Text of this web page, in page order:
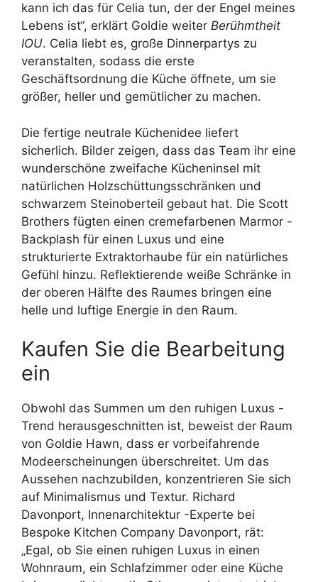
kann ich das für Celia tun, der der Engel meines
Lebens ist“, erklärt Goldie weiter Berühmtheit
IOU. Celia liebt es, große Dinnerpartys zu
veranstalten, sodass die erste
Geschäftsordnung die Küche öffnete, um sie
größer, heller und gemütlicher zu machen.
Die fertige neutrale Küchenidee liefert
sicherlich. Bilder zeigen, dass das Team ihr eine
wunderschöne zweifache Kücheninsel mit
natürlichen Holzschüttungsschränken und
schwarzem Steinoberteil gebaut hat. Die Scott
Brothers fügten einen cremefarbenen Marmor -
Backplash für einen Luxus und eine
strukturierte Extraktorhaube für ein natürliches
Gefühl hinzu. Reflektierende weiße Schränke in
der oberen Hälfte des Raumes bringen eine
helle und luftige Energie in den Raum.
Kaufen Sie die Bearbeitung
ein
Obwohl das Summen um den ruhigen Luxus -
Trend herausgeschnitten ist, beweist der Raum
von Goldie Hawn, dass er vorbeifahrende
Modeerscheinungen überschreitet. Um das
Aussehen nachzubilden, konzentrieren Sie sich
auf Minimalismus und Textur. Richard
Davonport, Innenarchitektur -Experte bei
Bespoke Kitchen Company Davonport, rät:
„Egal, ob Sie einen ruhigen Luxus in einen
Wohnraum, ein Schlafzimmer oder eine Küche